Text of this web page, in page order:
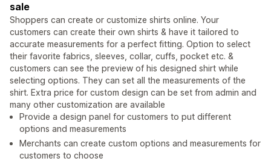
sale
Shoppers can create or customize shirts online. Your
customers can create their own shirts & have it tailored to
accurate measurements for a perfect fitting. Option to select
their favorite fabrics, sleeves, collar, cuffs, pocket etc. &
customers can see the preview of his designed shirt while
selecting options. They can set all the measurements of the
shirt. Extra price for custom design can be set from admin and
many other customization are available
Provide a design panel for customers to put different
options and measurements
Merchants can create custom options and measurements for
customers to choose